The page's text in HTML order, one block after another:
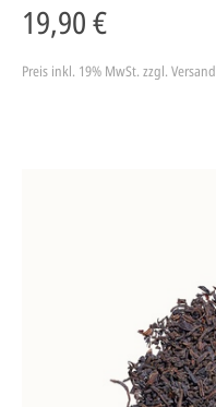
19,90 €
Preis inkl. 19% MwSt. zzgl. Versand